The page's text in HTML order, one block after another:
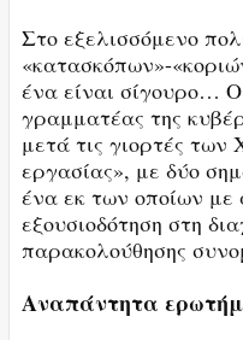
Στο εξελισσόμενο
«κατασκόπων»-
ένα είναι σίγουρο…
γραμματέας της
μετά τις γιορτές
εργασίας», με δύο
ένα εκ των οποίων
εξουσιοδότηση στη
παρακολούθησης
Αναπάντητα